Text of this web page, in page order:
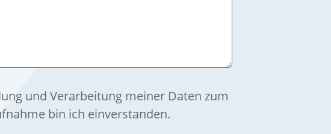
und Verarbeitung meiner Daten zum
bin ich einverstanden.